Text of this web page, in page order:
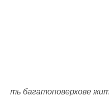
ть багатоповерхове